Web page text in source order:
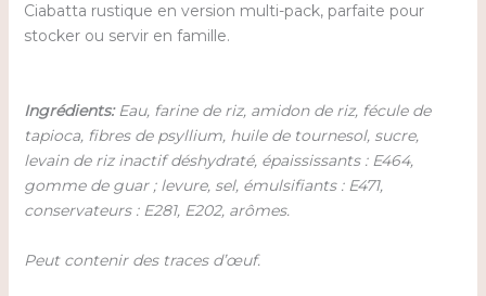
Ciabatta rustique en version multi-pack, parfaite pour
stocker ou servir en famille.
Ingrédients:Eau, farine de riz, amidon de riz, fécule de
tapioca, fibres de psyllium, huile de tournesol, sucre,
levain de riz inactif déshydraté, épaississants : E464,
gomme de guar ; levure, sel, émulsifiants : E471,
conservateurs : E281, E202, arômes.
Peut contenir des traces d’œuf.